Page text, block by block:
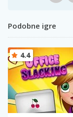
Podobne igre
4.4